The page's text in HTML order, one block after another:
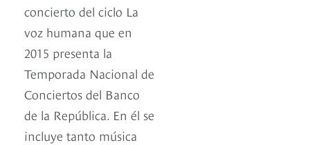
concierto del ciclo La
voz humana que en
2015 presenta la
Temporada Nacional de
Conciertos del Banco
de la República. En él se
incluye tanto música